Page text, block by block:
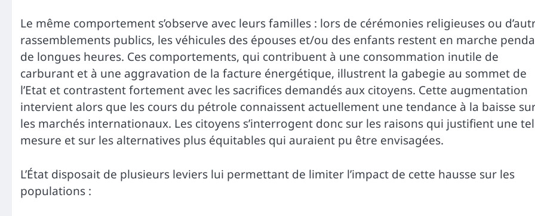
Le même comportement s’observe avec leurs familles : lors de cérémonies religieuses ou
rassemblements publics, les véhicules des épouses et/ou des enfants restent en marche
de longues heures. Ces comportements, qui contribuent à une consommation inutile de
carburant et à une aggravation de la facture énergétique, illustrent la gabegie au sommet de
l’Etat et contrastent fortement avec les sacrifices demandés aux citoyens. Cette augmentation
intervient alors que les cours du pétrole connaissent actuellement une tendance à la baisse
les marchés internationaux. Les citoyens s’interrogent donc sur les raisons qui justifient une
mesure et sur les alternatives plus équitables qui auraient pu être envisagées.
L’État disposait de plusieurs leviers lui permettant de limiter l’impact de cette hausse sur les
populations :